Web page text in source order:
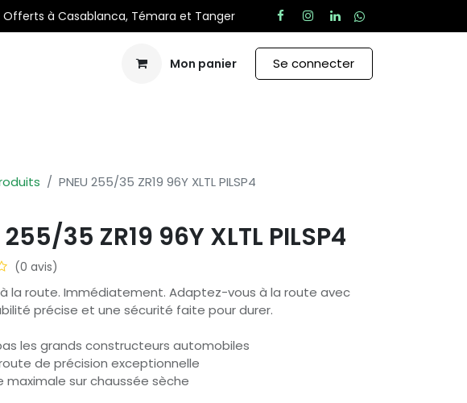
à Casablanca, Témara et Tanger
Mon panier Se connecter
PNEU 255/35 ZR19 96Y XLTL PILSP4
255/35 ZR19 96Y XLTL PILSP4
(0 avis)
la route. Immédiatement. Adaptez-vous à la route avec
précise et une sécurité faite pour durer.
les grands constructeurs automobiles
de précision exceptionnelle
maximale sur chaussée sèche